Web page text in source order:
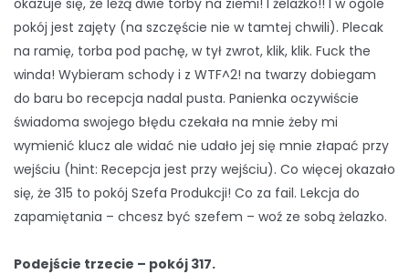
pokój jest zajęty (na szczęście nie w tamtej chwili). Plecak
na ramię, torba pod pachę, w tył zwrot, klik, klik. Fuck the
winda! Wybieram schody i z WTF^2! na twarzy dobiegam
do baru bo recepcja nadal pusta. Panienka oczywiście
świadoma swojego błędu czekała na mnie żeby mi
wymienić klucz ale widać nie udało jej się mnie złapać przy
wejściu (hint: Recepcja jest przy wejściu). Co więcej okazało
się, że 315 to pokój Szefa Produkcji! Co za fail. Lekcja do
zapamiętania – chcesz być szefem – woź ze sobą żelazko.
Podejście trzecie – pokój 317.